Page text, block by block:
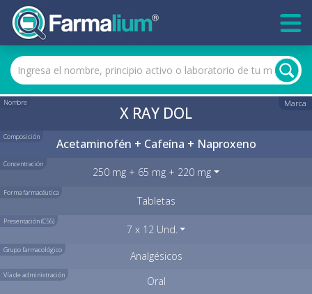
Nombre Marca
X RAY DOL
Composición Acetaminofén + Cafeína + Naproxeno
Concentración
250 mg + 65 mg + 220 mg
Forma farmacéutica
Tabletas
Presentación (C56)
7 x 12 Und.
Grupo farmacológico Analgésicos
Vía de administración Oral